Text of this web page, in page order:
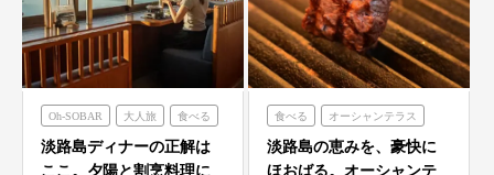
Oh-SOBAR 大人旅 食べる
青海波
淡路島ディナーの正解は
ここ。夕陽と割烹料理に
食べる オーシャンテラス
淡路島の恵みを、豪快に
ほおばる。オーシャンテ